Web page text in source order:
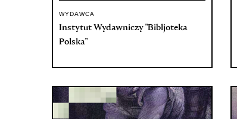
WYDAWCA
Instytut Wydawniczy "Bibljoteka
Polska"